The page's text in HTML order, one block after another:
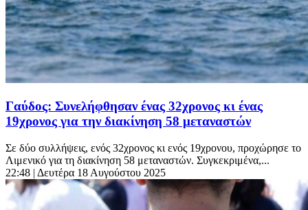
Γαύδος: Συνελήφθησαν ένας 32χρονος κι ένας
19χρονος για την διακίνηση 58 μεταναστών
Σε δύο συλλήψεις, ενός 32χρονος κι ενός 19χρονου, προχώρησε το
Λιμενικό για τη διακίνηση 58 μεταναστών. Συγκεκριμένα,...
22:48 | Δευτέρα 18 Αυγούστου 2025